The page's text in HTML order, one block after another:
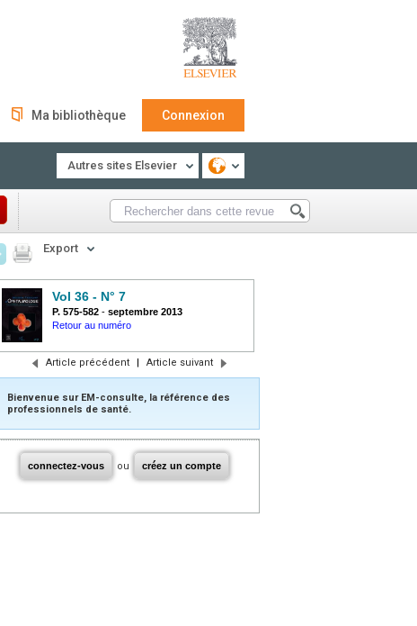
Ma bibliothèque Connexion
Autres sites Elsevier
Export
Vol 36 - N° 7
P. 575-582 - septembre 2013
Retour au numéro
Article précédent | Article suivant
Bienvenue sur EM-consulte, la référence des
professionnels de santé.
connectez-vous ou créez un compte